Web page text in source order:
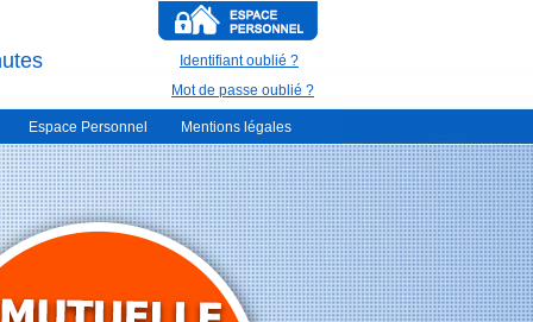
Identifiant oublié ?
Mot de passe oublié ?
Espace Personnel Mentions légales